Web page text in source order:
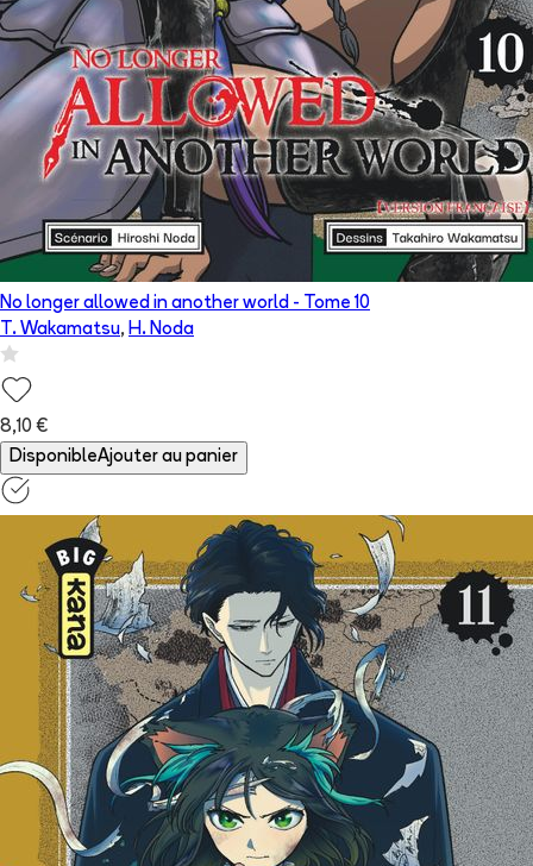
No longer allowed in another world - Tome 10
T. Wakamatsu, H. Noda
8,10 €
DisponibleAjouter au panier